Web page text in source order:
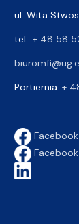
ul. Wita
tel.: + 48 58
Portiernia: +
Facebook